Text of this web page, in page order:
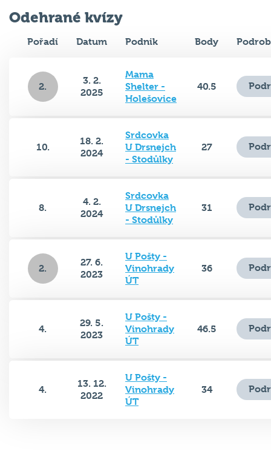
Odehrané kvízy
Pořadí Datum Podnik Body
2.
3. 2.
2025
Mama
Shelter -
Holešovice
40.5
10.
18. 2.
2024
Srdcovka
U Drsnejch
- Stodůlky
27
8.
4. 2.
2024
Srdcovka
U Drsnejch
- Stodůlky
31
2.
27. 6.
2023
U Pošty -
Vinohrady
ÚT
36
4.
29. 5.
2023
U Pošty -
Vinohrady
ÚT
46.5
4.
13. 12.
2022
U Pošty -
Vinohrady
ÚT
34